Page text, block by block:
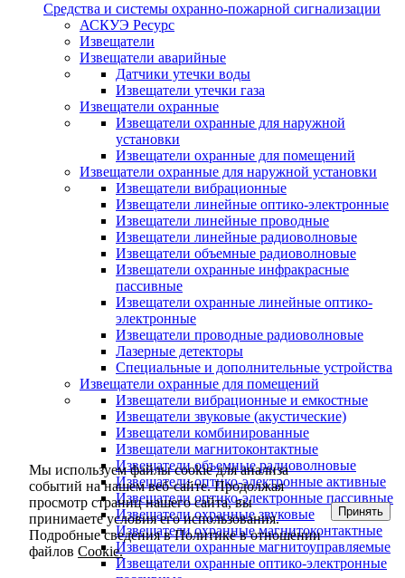
Средства и системы охранно-пожарной сигнализации
АСКУЭ Ресурс
Извещатели
Извещатели аварийные
Датчики утечки воды
Извещатели утечки газа
Извещатели охранные
Извещатели охранные для наружной
установки
Извещатели охранные для помещений
Извещатели охранные для наружной установки
Извещатели вибрационные
Извещатели линейные оптико-электронные
Извещатели линейные проводные
Извещатели линейные радиоволновые
Извещатели объемные радиоволновые
Извещатели охранные инфракрасные
пассивные
Извещатели охранные линейные оптико-
электронные
Извещатели проводные радиоволновые
Лазерные детекторы
Специальные и дополнительные устройства
Извещатели охранные для помещений
Извещатели вибрационные и емкостные
Извещатели звуковые (акустические)
Извещатели комбинированные
Извещатели магнитоконтактные
Извещатели объемные радиоволновые
Извещатели оптико-электронные активные
Извещатели оптико-электронные пассивные
Извещатели охранные звуковые
Извещатели охранные магнитоконтактные
Извещатели охранные магнитоуправляемые
Извещатели охранные оптико-электронные
Мы используем файлы cookie для анализа
событий на нашем веб-сайте. Продолжая
просмотр страниц нашего сайта, вы
принимаете условия его использования.
Подробные сведения в Политике в отношении
файловCookie.
Принять